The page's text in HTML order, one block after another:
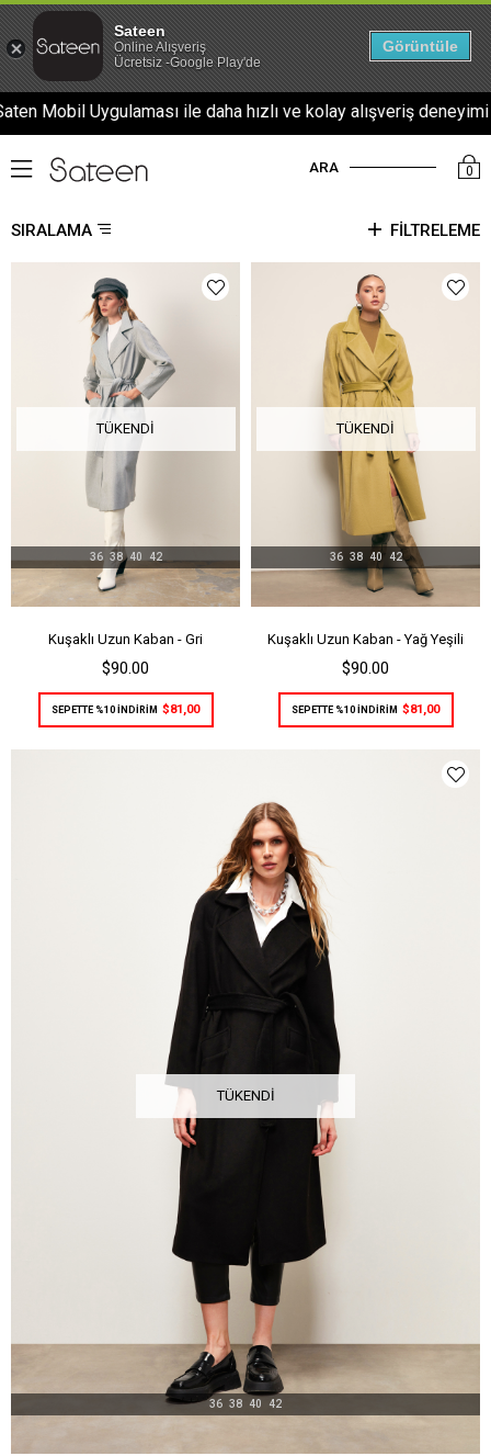
ile daha hızlı ve kolay alışveriş deneyimi sizi bekliyor..
0
ARA
FILTRELEME
SIRALAMA
TÜKENDI
Kuşaklı Uzun Kaban - Gri
$90.00
36 38 40 42
SEPETTE %10 İNDİRİM $81,00
TÜKENDI
Kuşaklı Uzun Kaban - Yağ Yeşili
$90.00
36 38 40 42
SEPETTE %10 İNDİRİM $81,00
TÜKENDI
36 38 40 42
Sateen
Online Alışveriş
Ücretsiz -Google Play'de
Görüntüle